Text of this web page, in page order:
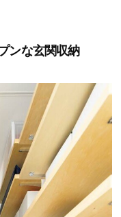
ンな玄関収納